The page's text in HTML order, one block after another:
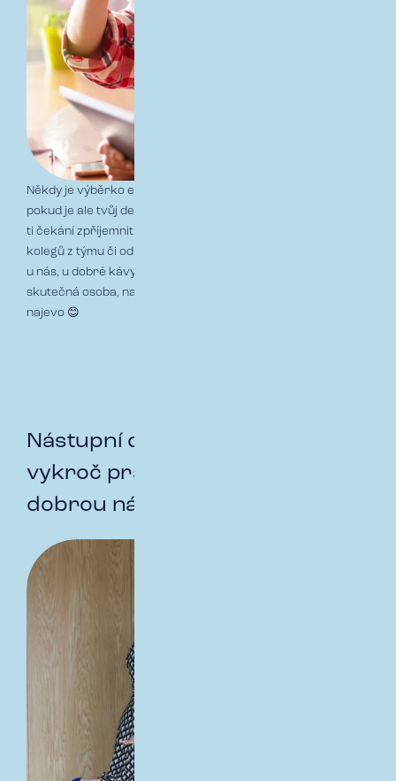
Někdy je výběrko expres a můžeš nastoupit prakticky hned,
pokud je ale tvůj den D ještě v nedohlednu, budeme se snažit
ti čekání zpříjemnit. Můžeš se těšit na e-maily od budoucích
kolegů z týmu či od HR business partnerů, nebo na návštěvu
u nás, u dobré kávy. Prostě pro nás nebudeš jen číslo, ale
skutečná osoba, na kterou se těšíme a dáme ti to patřičně
najevo 😊
Nástupní den aneb Den D –
vykroč pravou nohou a jdi s
dobrou náladou.